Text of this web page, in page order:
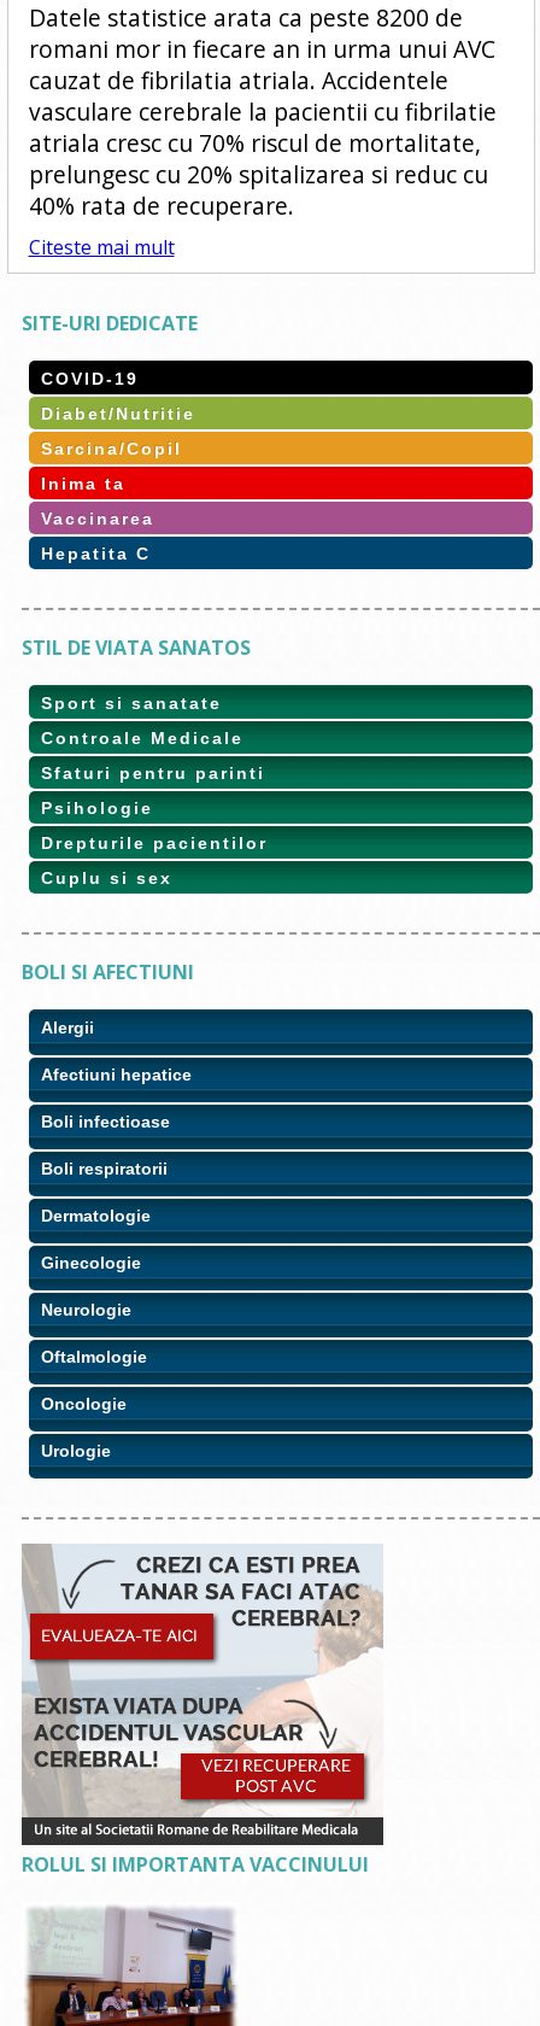
Datele statistice arata ca peste 8200 de
romani mor in fiecare an in urma unui AVC
cauzat de fibrilatia atriala. Accidentele
vasculare cerebrale la pacientii cu fibrilatie
atriala cresc cu 70% riscul de mortalitate,
prelungesc cu 20% spitalizarea si reduc cu
40% rata de recuperare.
Citeste mai mult
SITE-URI DEDICATE
COVID-19
Diabet/Nutritie
Sarcina/Copil
Inima ta
Vaccinarea
Hepatita C
STIL DE VIATA SANATOS
Sport si sanatate
Controale Medicale
Sfaturi pentru parinti
Psihologie
Drepturile pacientilor
Cuplu si sex
BOLI SI AFECTIUNI
Alergii
Afectiuni hepatice
Boli infectioase
Boli respiratorii
Dermatologie
Ginecologie
Neurologie
Oftalmologie
Oncologie
Urologie
ROLUL SI IMPORTANTA VACCINULUI